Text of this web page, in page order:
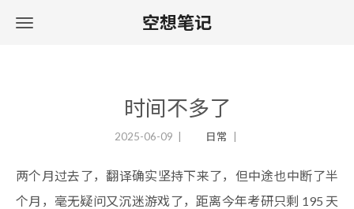
空想笔记
时间不多了
2025-06-09 日常
两个月过去了，翻译确实坚持下来了，但中途也中断了半
个月，毫无疑问又沉迷游戏了，距离今年考研只剩 195 天